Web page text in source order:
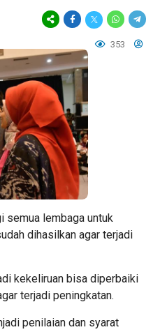
353
semua lembaga untuk
dihasilkan agar terjadi
kekeliruan bisa diperbaiki
terjadi peningkatan.
penilaian dan syarat